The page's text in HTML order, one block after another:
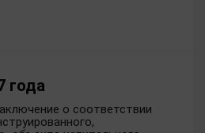
года
о соответствии